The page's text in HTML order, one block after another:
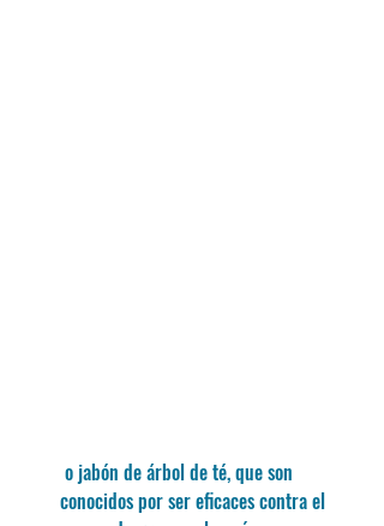
conocidos por ser eficaces contra el